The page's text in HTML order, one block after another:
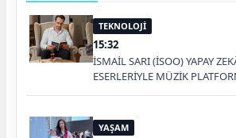
TEKNOLOJİ
15:32
İSMAİL SARI (İSOO) YAPAY
ESERLERİYLE MÜZİK
YAŞAM